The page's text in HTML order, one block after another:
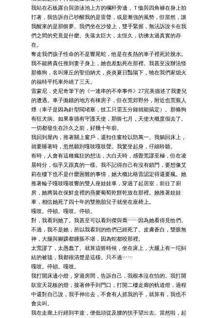
我站在石板露台與游泳池上方的欄杆旁邊，Ｔ恤與四角褲在身上拍
打著，我告訴自己吵醒我的是雷聲，或是漸強的風勢，但當然，讓
我醒來的是那個夢。我們坐在沙發上，雙手緊握，無法訴說卡在我
們之間的究竟是什麼。失落太巨大，太恆久，彷彿太過真實的存
在。
奪走我們孩子性命的不是響尾蛇，他是在炙熱的車子裡死於脫水。
我不能將責任推到妻子身上，她也差點死在那裡。我甚至沒辦法怪
那條狗，名叫庫丘的聖伯納犬，炎炎夏日豔陽下，牠在我們家熄火
的福特平托車外繞了三天。
雷蒙尼．史尼奇筆下的《一連串的不幸事件》27完美描述了我妻兒
的遭遇。車子拋錨的地方有棟房子，但在荒郊野外，附近也荒蕪人
煙（車子是因為針型閥堵塞，技工只需五分鐘就能搞定）。那條狗
有狂犬病。如果泰德有守護天使，那個七月，天使大概度假去了。
一切都發生在許久之前，好幾十年前。
我回到屋內，推著關上窗戶，還扣住窗栓以防萬一。我躺回床上，
就要睡著時，忽然聽到嘎吱嘎吱聲。我驚坐起身，仔細聆聽。
有時，人會有這種瘋狂的想法，大白天時，感覺荒謬至極，但在凌
晨時分，似乎又跟真的一樣。我不記得自己有沒有鎖門，要想像艾
莉在樓下也不是什麼困難的事情，她大概比格雷認定得還要瘋。她
推著輪子嘎吱嘎吱響的雙人座娃娃車，穿過了起居室，前往了廚
房，她將裝在保鮮盒裡的燕麥葡萄乾餅乾放在那裡。她推著娃娃
車，相信她死了四十年的雙胞胎兒子就坐在座椅上。
嘎吱。停頓。嘎吱。停頓。
對，我看到她了。我甚至可以看到傑與喬⋯⋯因為她看得見他們。
不過，我不是她，所以我看到的他們已經死了。皮膚蒼白，雙眼無
神，大腿與腳踝都腫脹不堪，因為蛇都咬那裡。
太荒謬了，太愚蠢了。就算這個時候，坐在床上，大腿上有一坨糾
結的被毯，我都很清楚是這樣。只不過⋯⋯
嘎吱。停頓。嘎吱。
我打開床邊小燈，穿過房間，告訴自己，我根本沒在怕的。我打開
臥室天花板的燈，接著伸手到門口，打開二樓走廊的軌道燈，過程
中還對自己說，我手伸出去，不會有人抓我的手，就算有，我也不
會尖叫。
我在走廊上行經到半途，便低頭從及腰的扶手望出去。當然啦，起